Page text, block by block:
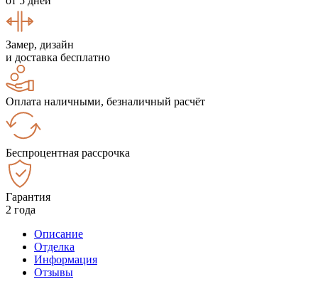
Замер, дизайн
и доставка бесплатно
Оплата наличными, безналичный расчёт
Беспроцентная рассрочка
Гарантия
2 года
Описание
Отделка
Информация
Отзывы